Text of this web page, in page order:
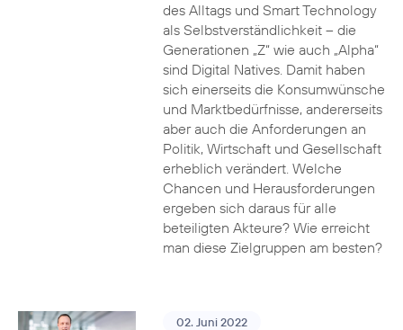
des Alltags und Smart Technology
als Selbstverständlichkeit – die
Generationen „Z“ wie auch „Alpha“
sind Digital Natives. Damit haben
sich einerseits die Konsumwünsche
und Marktbedürfnisse, andererseits
aber auch die Anforderungen an
Politik, Wirtschaft und Gesellschaft
erheblich verändert. Welche
Chancen und Herausforderungen
ergeben sich daraus für alle
beteiligten Akteure? Wie erreicht
man diese Zielgruppen am besten?
02. Juni 2022